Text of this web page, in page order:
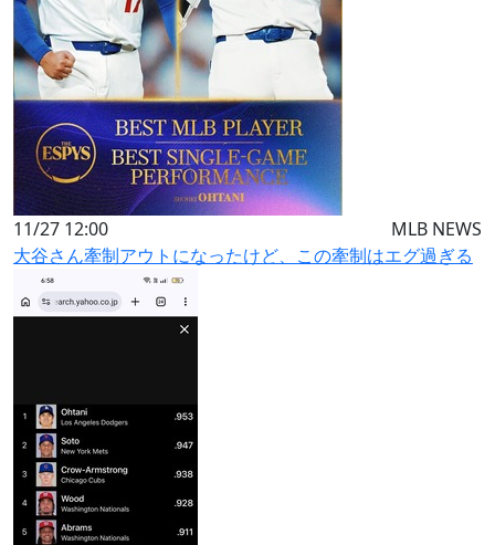
11/27 12:00
MLB NEWS
大谷さん牽制アウトになったけど、この牽制はエグ過ぎる